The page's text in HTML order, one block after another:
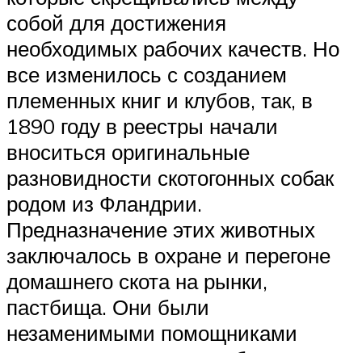
собой для достижения
необходимых рабочих качеств. Но
все изменилось с созданием
племенных книг и клубов, так, в
1890 году в реестры начали
вноситься оригинальные
разновидности скотогонных собак
родом из Фландрии.
Предназначение этих животных
заключалось в охране и перегоне
домашнего скота на рынки,
пастбища. Они были
незаменимыми помощниками